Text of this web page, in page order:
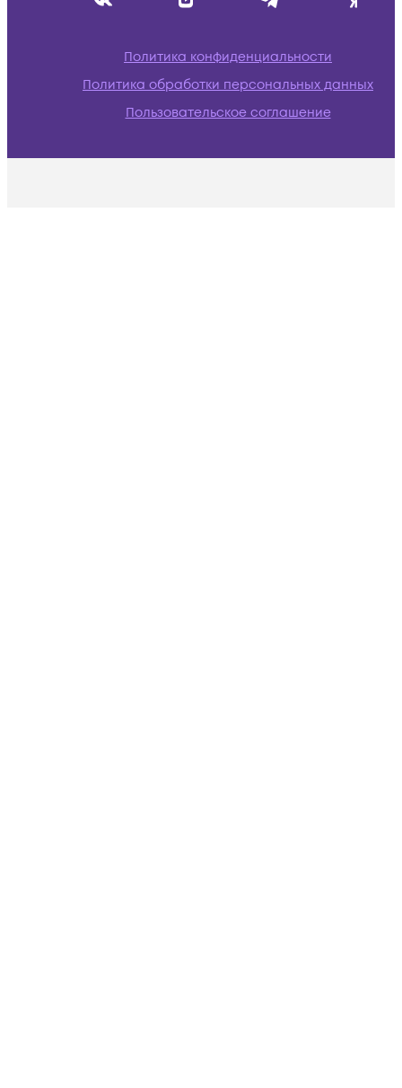
Политика конфиденциальности
Политика обработки персональных данных
Пользовательское соглашение